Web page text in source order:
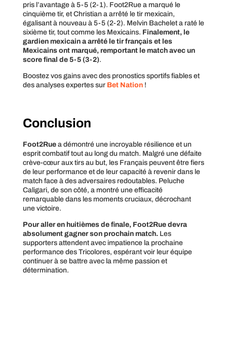
pris l’avantage à 5-5 (2-1). Foot2Rue a marqué le
cinquième tir, et Christian a arrêté le tir mexicain,
égalisant à nouveau à 5-5 (2-2). Melvin Bachelet a raté le
sixième tir, tout comme les Mexicains. Finalement, le
gardien mexicain a arrêté le tir français et les
Mexicains ont marqué, remportant le match avec un
score final de 5-5 (3-2).
Boostez vos gains avec des pronostics sportifs fiables et
des analyses expertes sur Bet Nation!
Conclusion
Foot2Ruea démontré une incroyable résilience et un
esprit combatif tout au long du match. Malgré une défaite
crève-cœur aux tirs au but, les Français peuvent être fiers
de leur performance et de leur capacité à revenir dans le
match face à des adversaires redoutables. Peluche
Caligari, de son côté, a montré une efficacité
remarquable dans les moments cruciaux, décrochant
une victoire.
Pour aller en huitièmes de finale, Foot2Rue devra
absolument gagner son prochain match.Les
supporters attendent avec impatience la prochaine
performance des Tricolores, espérant voir leur équipe
continuer à se battre avec la même passion et
détermination.